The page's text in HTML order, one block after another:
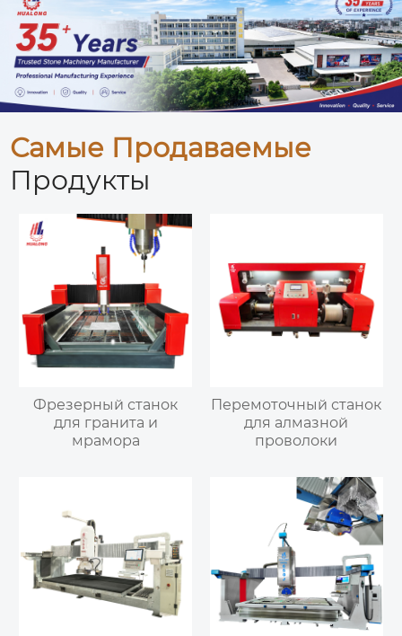
Самые Продаваемые
Продукты
Фрезерный станок
для гранита и
мрамора
Перемоточный станок
для алмазной
проволоки